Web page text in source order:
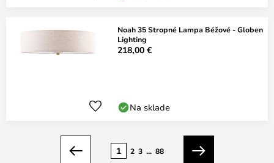
Noah 35 Stropné Lampa Béžové - Globen
Lighting
218,00 €
Na sklade
Predchádzajúci
1 2 3 ... 88
Ďalší